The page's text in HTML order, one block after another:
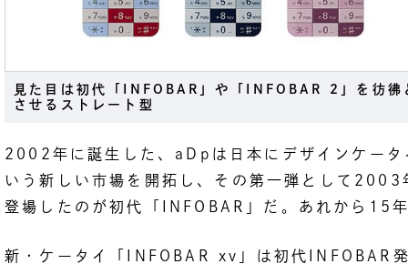
見た目は初代「INFOBAR」や「INFOBAR 2」を彷彿
させるストレート型
2002年に誕生した、aDpは日本にデザインケータ
いう新しい市場を開拓し、その第一弾として2003
登場したのが初代「INFOBAR」だ。あれから15
新・ケータイ「INFOBAR xv」は初代INFOBAR